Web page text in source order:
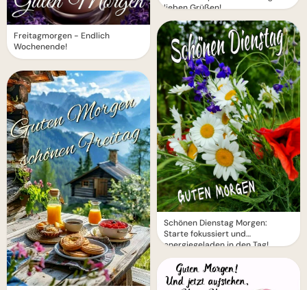
Freitagmorgen - Endlich
Wochenende!
lieben Grüßen!
Schönen Dienstag Morgen:
Starte fokussiert und
energiegeladen in den Tag!